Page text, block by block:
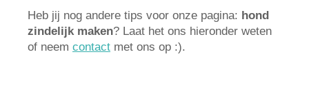
Heb jij nog andere tips voor onze pagina: hond
zindelijk maken? Laat het ons hieronder weten
of neem contact met ons op :).